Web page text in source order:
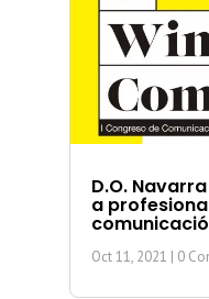
D.O.
a
Oct 11, 2021 | 0